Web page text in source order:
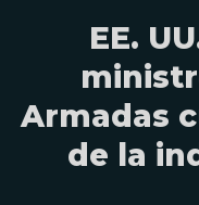
EE.
Armadas
de la